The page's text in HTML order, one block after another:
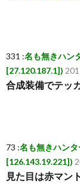
331 :名も無きハン
[27.120.187.1])
合成装備でテッ
73 :名も無きハン
[126.143.19.221])
見た目は赤マン